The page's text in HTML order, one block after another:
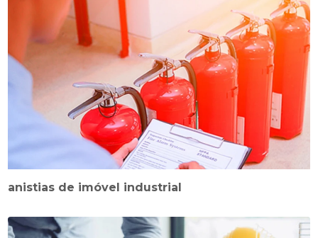
anistias de imóvel industrial